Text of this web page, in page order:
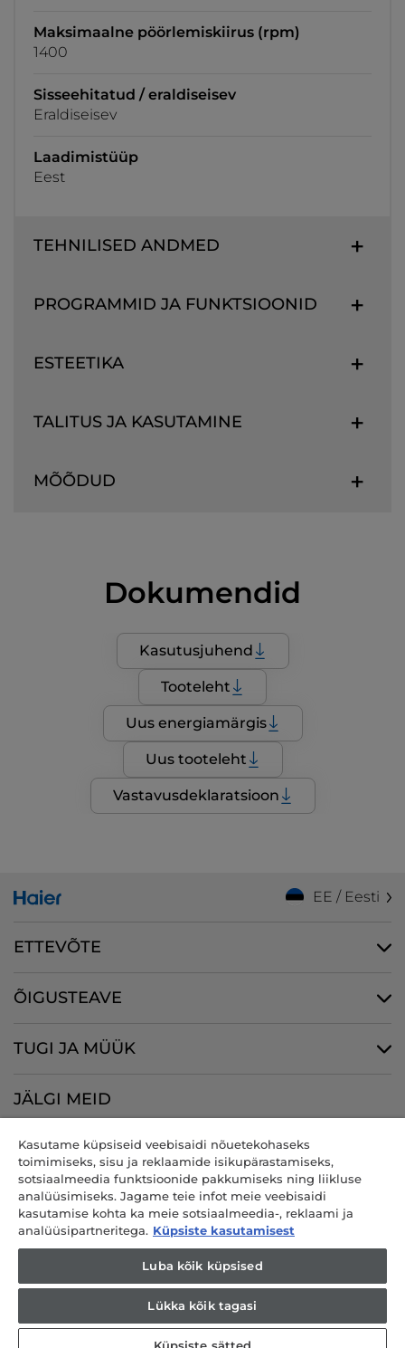
Maksimaalne pöörlemiskiirus (rpm)
1400
Sisseehitatud / eraldiseisev
Eraldiseisev
Laadimistüüp
Eest
TEHNILISED ANDMED
PROGRAMMID JA FUNKTSIOONID
ESTEETIKA
TALITUS JA KASUTAMINE
MÕÕDUD
Dokumendid
Kasutusjuhend
Tooteleht
Uus energiamärgis
Uus tooteleht
Vastavusdeklaratsioon
EE / Eesti
ETTEVÕTE
ÕIGUSTEAVE
TUGI JA MÜÜK
JÄLGI MEID
CANDY HOOVER GROUP S.r.I. - ainuosanik - REGISTRIJÄRGNE
ASUKOHT: Via Comolli, 57 - 20861 Brugherio (MB) - Itaalia - BÜROOD:
Via Privata Eden Fumagalli snc - 20861 Brugherio (MB) ja Via Trento
+39.039.2086.237 - Osakapital 35 000 000.00 € täielikult sisse
makstud - Maksukood ja registrikood Milano-Monza-Brianza-Lodi
Äriregistris 04666310158 - KMKR nr 00786860965 - REA number: MB-
1033934 - IT AEOF luba 211870 - Äriühingut haldab ja koordineerib
Kasutame küpsiseid veebisaidi nõuetekohaseks
toimimiseks, sisu ja reklaamide isikupärastamiseks,
sotsiaalmeedia funktsioonide pakkumiseks ning liikluse
analüüsimiseks. Jagame teie infot meie veebisaidi
kasutamise kohta ka meie sotsiaalmeedia-, reklaami ja
analüüsipartneritega. Küpsiste kasutamisest
Luba kõik küpsised
Lükka kõik tagasi